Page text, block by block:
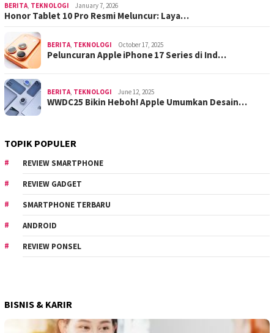
BERITA TEKNOLOGI January 7, 2026
Honor Tablet 10 Pro Resmi Meluncur: Laya…
BERITA TEKNOLOGI October 17, 2025
Peluncuran Apple iPhone 17 Series di Ind…
BERITA TEKNOLOGI June 12, 2025
WWDC25 Bikin Heboh! Apple Umumkan Desain…
TOPIK POPULER
REVIEW SMARTPHONE
REVIEW GADGET
SMARTPHONE TERBARU
ANDROID
REVIEW PONSEL
BISNIS & KARIR